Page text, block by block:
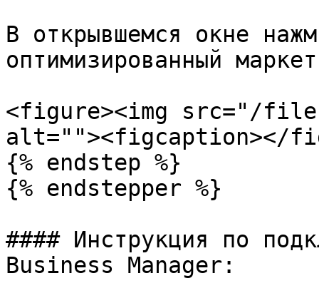
В открывшемся окне
оптимизированный
<figure><img src="/files/
alt=""><figcaption></
{% endstep %}
{% endstepper %}
#### Инструкция по
Business Manager: